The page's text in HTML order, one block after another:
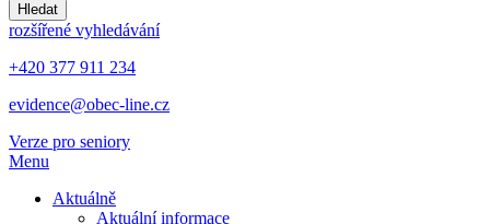
Hledat
rozšířené vyhledávání
+420 377 911 234
evidence@obec-line.cz
Verze pro seniory
Menu
Aktuálně
Aktuální informace